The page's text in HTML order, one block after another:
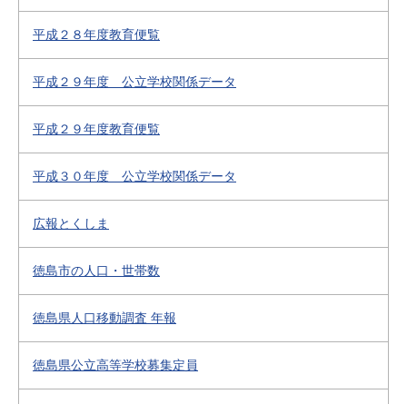
平成２８年度教育便覧
平成２９年度 公立学校関係データ
平成２９年度教育便覧
平成３０年度 公立学校関係データ
広報とくしま
徳島市の人口・世帯数
徳島県人口移動調査 年報
徳島県公立高等学校募集定員